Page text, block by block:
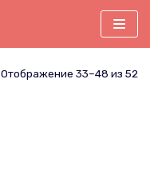
Отображение 33–48 из 52